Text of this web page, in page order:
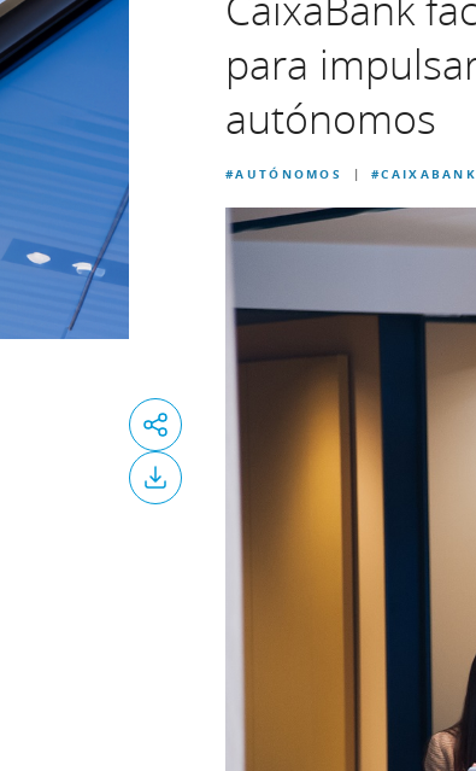
para
autónomos
#AUTÓNOMOS #CAIXABANK